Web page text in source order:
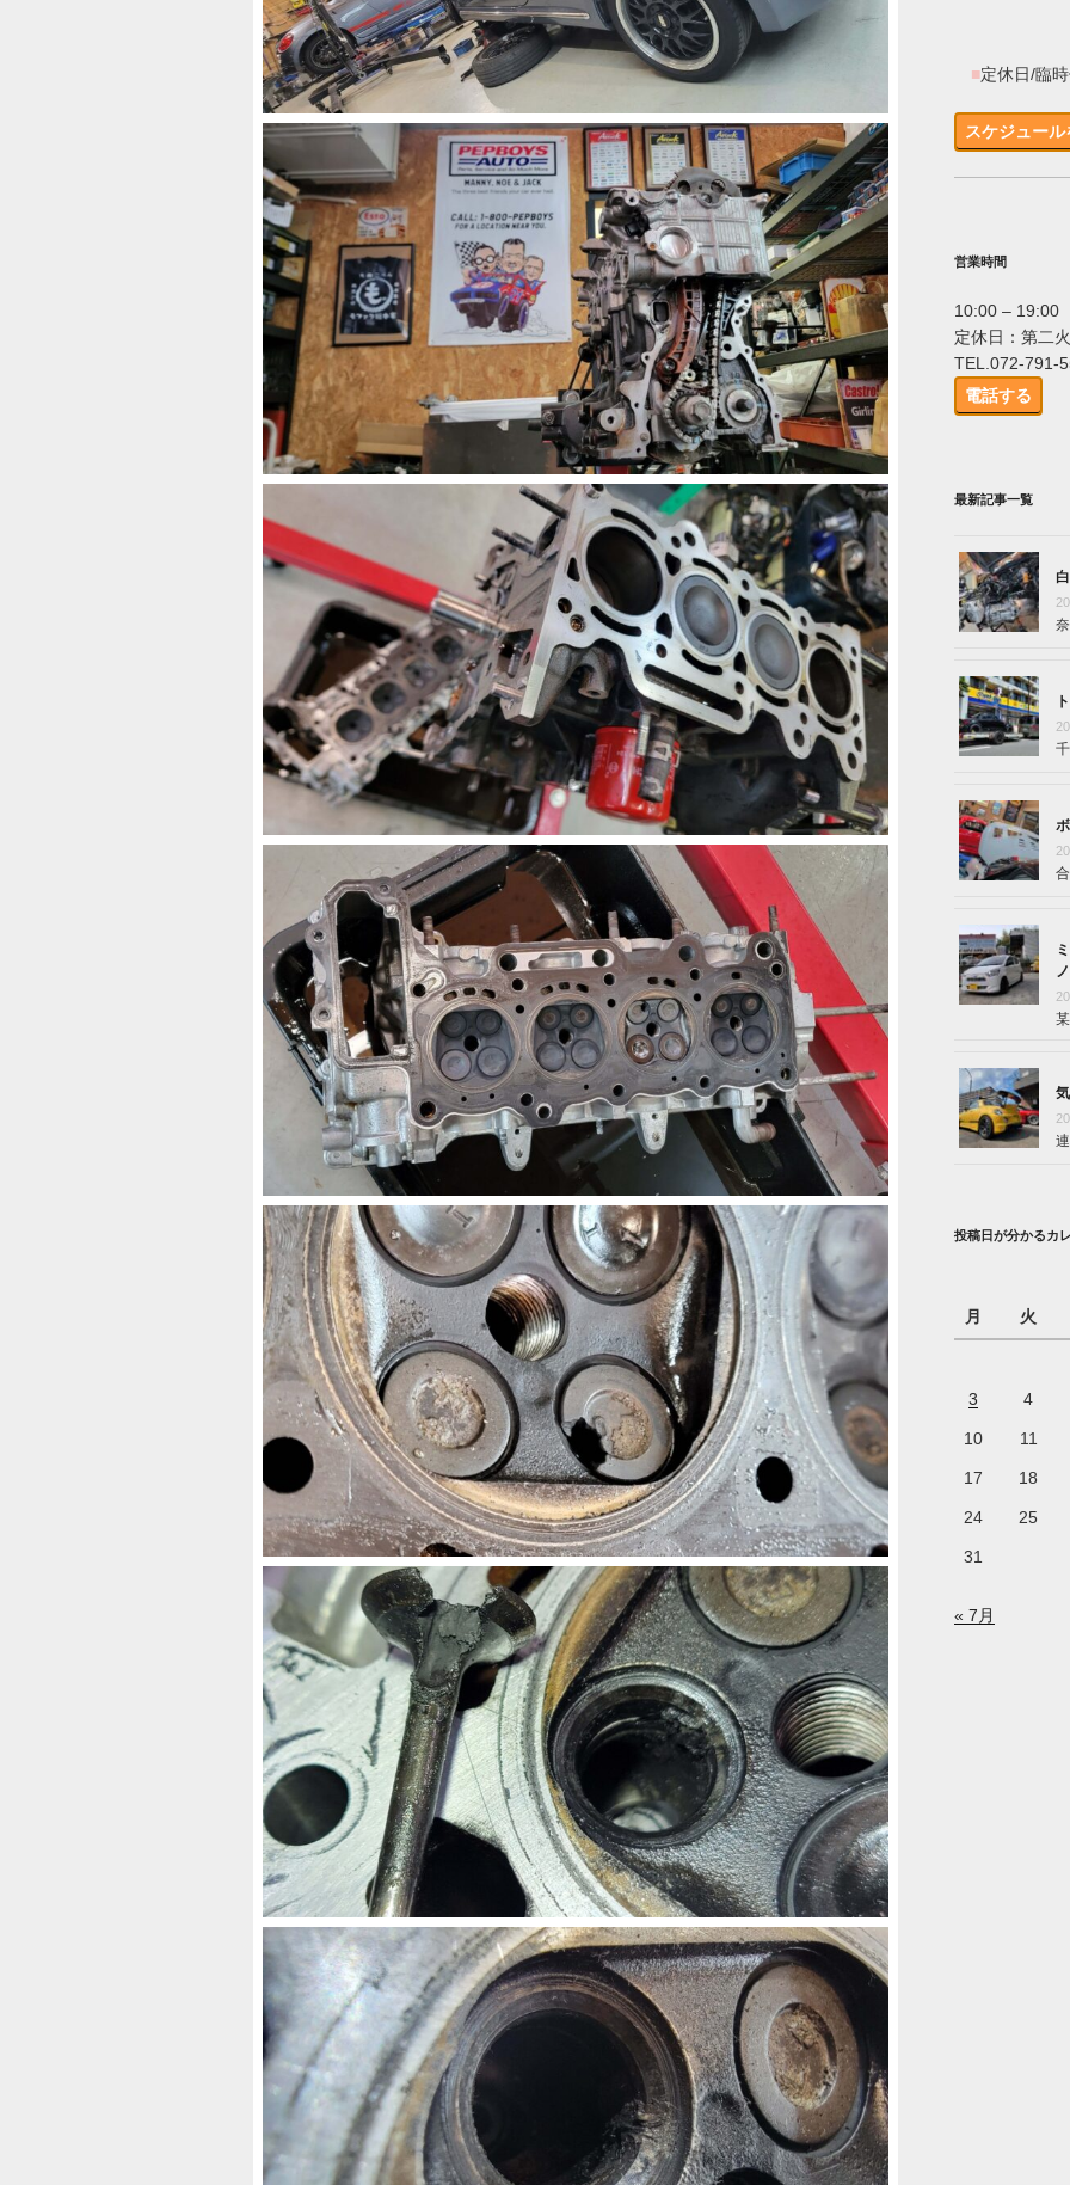
■定休日/臨
スケジュール
営業時間
10:00 – 19:00
定休日：第二
TEL.072-791-
電話する
最新記事一覧
ノ
投稿日が分かるカ
月 火
3 4
10 11
17 18
24 25
31
« 7月